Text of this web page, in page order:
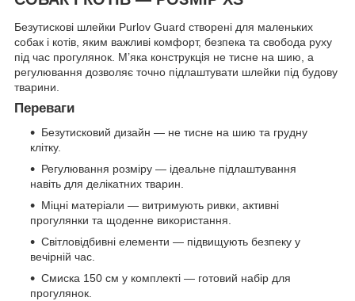
Безутискові шлейки Purlov Guard створені для маленьких
собак і котів, яким важливі комфорт, безпека та свобода руху
під час прогулянок. М’яка конструкція не тисне на шию, а
регулювання дозволяє точно підлаштувати шлейки під будову
тварини.
Переваги
Безутисковий дизайн — не тисне на шию та грудну
клітку.
Регулювання розміру — ідеальне підлаштування
навіть для делікатних тварин.
Міцні матеріали — витримують ривки, активні
прогулянки та щоденне використання.
Світловідбивні елементи — підвищують безпеку у
вечірній час.
Смиска 150 см у комплекті — готовий набір для
прогулянок.